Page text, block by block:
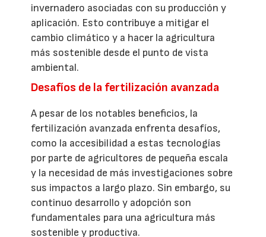
invernadero asociadas con su producción y
aplicación. Esto contribuye a mitigar el
cambio climático y a hacer la agricultura
más sostenible desde el punto de vista
ambiental.
Desafíos de la fertilización avanzada
A pesar de los notables beneficios, la
fertilización avanzada enfrenta desafíos,
como la accesibilidad a estas tecnologías
por parte de agricultores de pequeña escala
y la necesidad de más investigaciones sobre
sus impactos a largo plazo. Sin embargo, su
continuo desarrollo y adopción son
fundamentales para una agricultura más
sostenible y productiva.